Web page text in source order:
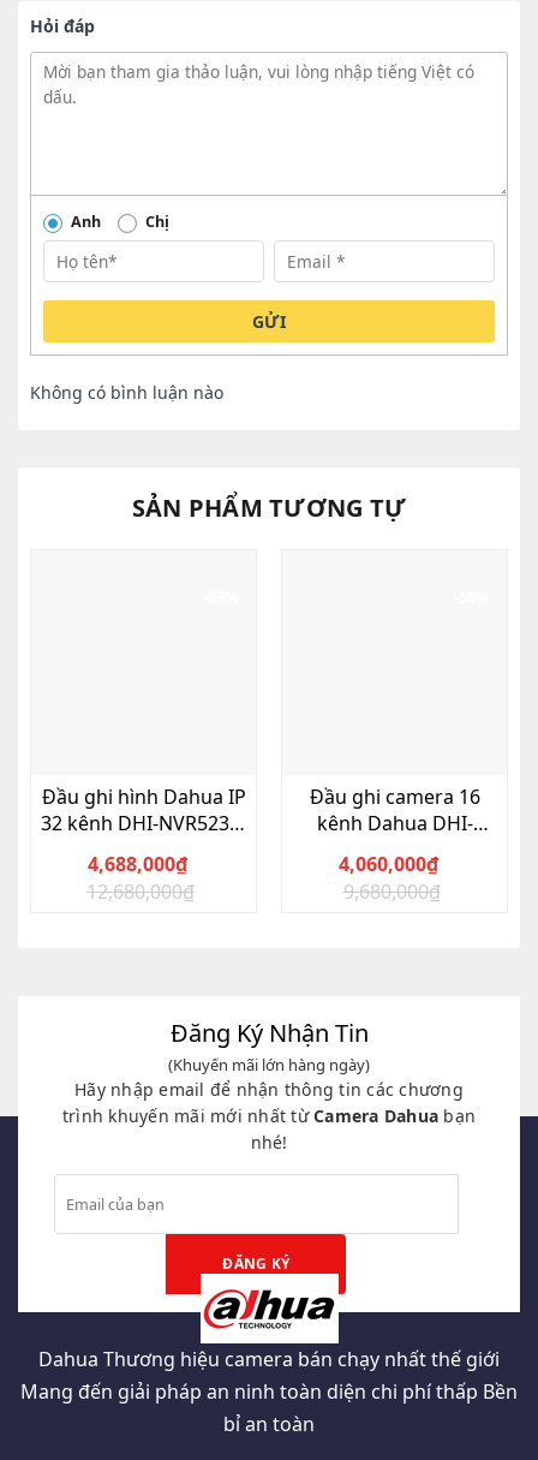
Hỏi đáp
Anh Chị
GỬI
Không có bình luận nào
SẢN PHẨM TƯƠNG TỰ
Đầu ghi hình Dahua IP
32 kênh DHI-NVR5232-
12,680,000₫
Giá
4,688,000₫
Giá
Đầu ghi camera 16
kênh Dahua DHI-
9,680,000₫
Giá
4,060,000₫
Giá
Đăng Ký Nhận Tin
(Khuyến mãi lớn hàng ngày)
Hãy nhập email để nhận thông tin các chương
trình khuyến mãi mới nhất từCamera Dahua bạn
nhé!
Dahua Thương hiệu camera bán chạy nhất thế giới
Mang đến giải pháp an ninh toàn diện chi phí thấp Bền
bỉ an toàn